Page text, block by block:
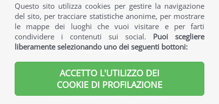
Contattaci
Riservato ADV
INFORMAZIONI
INFORMAZIONI UTILI
CONDIZIONI GENERALI DI VENDITA
Questo sito utilizza cookies per gestire la navigazione
del sito, per tracciare statistiche anonime, per mostrare
le mappe dei luoghi che vuoi visitare e per farti
condividere i contenuti sui social. Puoi scegliere
liberamente selezionando uno dei seguenti bottoni:
ACCETTO L'UTILIZZO DEI
COOKIE DI PROFILAZIONE